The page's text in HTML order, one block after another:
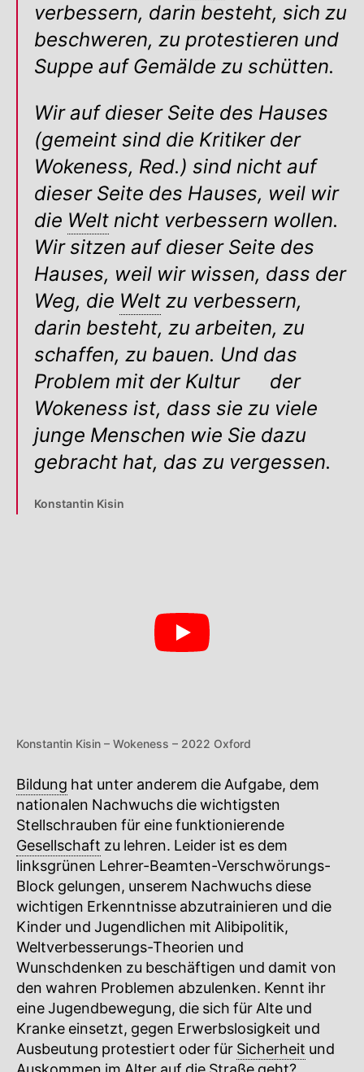
verbessern, darin besteht, sich zu
beschweren, zu protestieren und
Suppe auf Gemälde zu schütten.
Wir auf dieser Seite des Hauses
(gemeint sind die Kritiker der
Wokeness, Red.) sind nicht auf
dieser Seite des Hauses, weil wir
die Welt nicht verbessern wollen.
Wir sitzen auf dieser Seite des
Hauses, weil wir wissen, dass der
Weg, die Welt zu verbessern,
darin besteht, zu arbeiten, zu
schaffen, zu bauen. Und das
Problem mit der Kultur
der
Wokeness ist, dass sie zu viele
junge Menschen wie Sie dazu
gebracht hat, das zu vergessen.
Konstantin Kisin
Konstantin Kisin – Wokeness – 2022 Oxford
Bildung hat unter anderem die Aufgabe, dem
nationalen Nachwuchs die wichtigsten
Stellschrauben für eine funktionierende
Gesellschaft zu lehren. Leider ist es dem
linksgrünen Lehrer-Beamten-Verschwörungs-
Block gelungen, unserem Nachwuchs diese
wichtigen Erkenntnisse abzutrainieren und die
Kinder und Jugendlichen mit Alibipolitik,
Weltverbesserungs-Theorien und
Wunschdenken zu beschäftigen und damit von
den wahren Problemen abzulenken. Kennt ihr
eine Jugendbewegung, die sich für Alte und
Kranke einsetzt, gegen Erwerbslosigkeit und
Ausbeutung protestiert oder für Sicherheit und